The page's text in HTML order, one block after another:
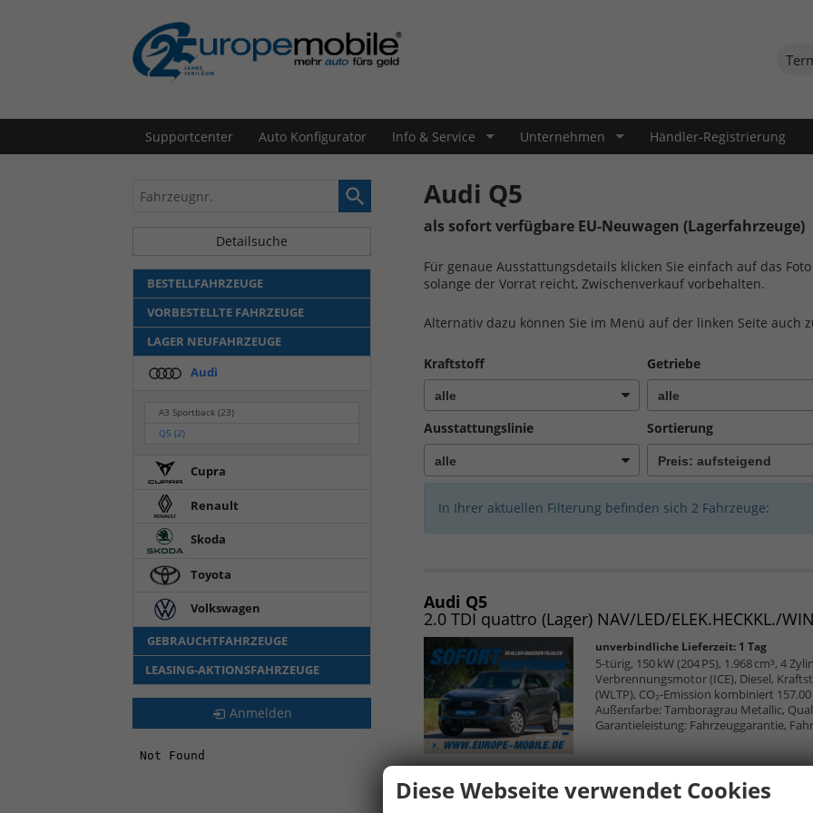
Supportcenter Auto Konfigurator Info & Service Unternehmen Händler-Registrierung
Audi Q5
als sofort verfügbare EU-Neuwagen (Lagerfahrzeuge)
Für genaue Ausstattungsdetails klicken Sie einfach auf das
solange der Vorrat reicht, Zwischenverkauf vorbehalten.
Alternativ dazu können Sie im Menü auf der linken Seite auch
Kraftstoff Getriebe
Ausstattungslinie Sortierung
In Ihrer aktuellen Filterung befinden sich 2 Fahrzeuge:
Audi Q5
2.0 TDI quattro (Lager) NAV/LED/ELEK.HECKKL./
unverbindliche Lieferzeit: 1 Tag
5-türig, 150 kW (204 PS), 1.968 cm³, 4
Verbrennungsmotor (ICE), Diesel,
(WLTP), CO₂-Emission kombiniert 157.00
Außenfarbe: Tamboragrau Metallic,
Garantieleistung: Fahrzeuggarantie,
Fahrzeugnr.
Detailsuche
BESTELLFAHRZEUGE
VORBESTELLTE FAHRZEUGE
LAGER NEUFAHRZEUGE
Audi
A3 Sportback(23)
Q5(2)
Cupra
Renault
Skoda
Toyota
Volkswagen
GEBRAUCHTFAHRZEUGE
LEASING-AKTIONSFAHRZEUGE
Anmelden
Diese Webseite verwendet Cookies